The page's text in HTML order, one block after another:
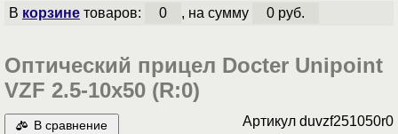
В корзинетоваров: 0 , на сумму 0 руб.
Оптический прицел Docter Unipoint
VZF 2.5-10x50 (R:0)
В сравнение Артикул duvzf251050r0